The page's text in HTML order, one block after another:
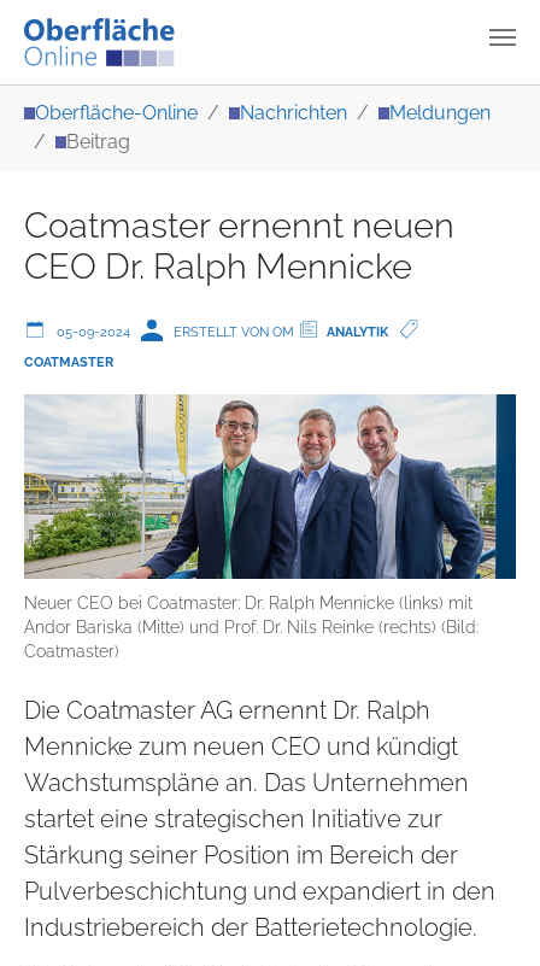
Oberfläche-Online Nachrichten
Meldungen
Beitrag
Coatmaster ernennt neuen
CEO Dr. Ralph Mennicke
05-09-2024 ERSTELLT VON OM
ANALYTIK
COATMASTER
Neuer CEO bei Coatmaster: Dr. Ralph Mennicke (links) mit
Andor Bariska (Mitte) und Prof. Dr. Nils Reinke (rechts) (Bild:
Coatmaster)
Die Coatmaster AG ernennt Dr. Ralph
Mennicke zum neuen CEO und kündigt
Wachstumspläne an. Das Unternehmen
startet eine strategischen Initiative zur
Stärkung seiner Position im Bereich der
Pulverbeschichtung und expandiert in den
Industriebereich der Batterietechnologie.